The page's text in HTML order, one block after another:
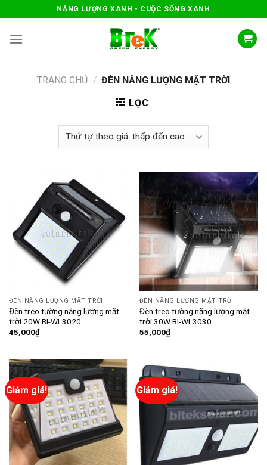
content
NĂNG LƯỢNG XANH - CUỘC SỐNG XANH
TRANG CHỦ / ĐÈN NĂNG LƯỢNG MẶT TRỜI
LỌC
ĐÈN NĂNG LƯỢNG MẶT TRỜI
Đèn treo tường năng lượng mặt
trời 20W BI-WL3020
45,000₫
ĐÈN NĂNG LƯỢNG MẶT TRỜI
Đèn treo tường năng lượng mặt
trời 30W BI-WL3030
55,000₫
Giảm giá! Giảm giá!